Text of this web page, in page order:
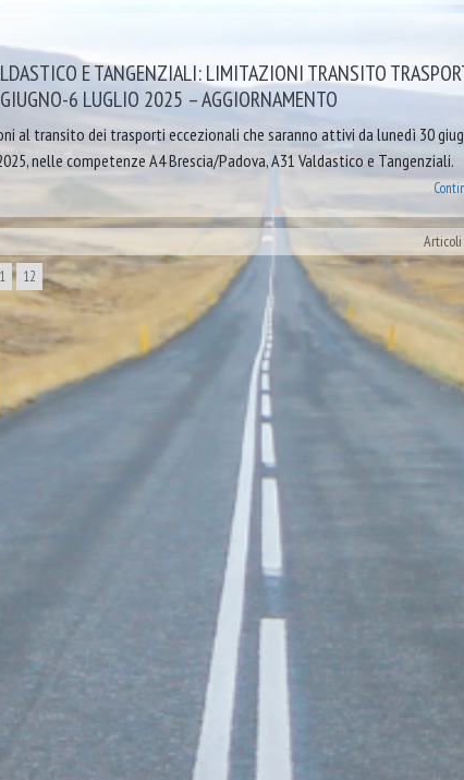
E TANGENZIALI: LIMITAZIONI TRANSITO
6 LUGLIO 2025 – AGGIORNAMENTO
al transito dei trasporti eccezionali che saranno attivi da lunedì 30
nelle competenze A4 Brescia/Padova, A31 Valdastico e Tangenziali.
12